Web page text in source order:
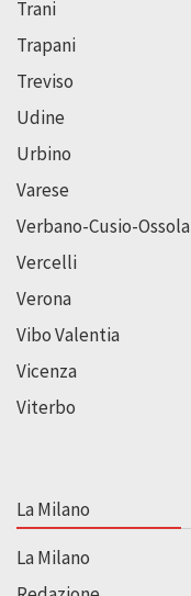
Trani
Trapani
Treviso
Udine
Urbino
Varese
Verbano-Cusio-Ossola
Vercelli
Verona
Vibo Valentia
Vicenza
Viterbo
La Milano
La Milano